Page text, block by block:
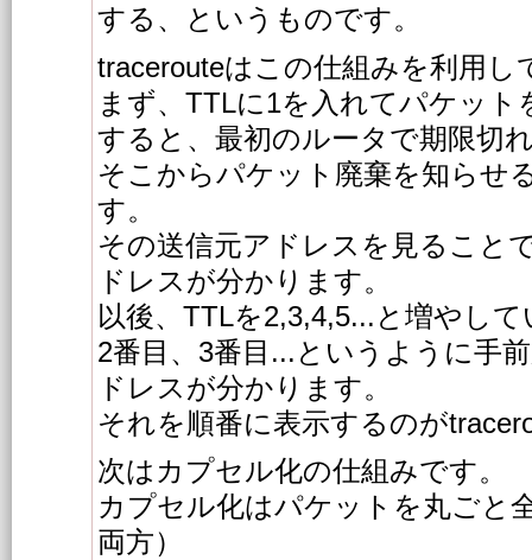
する、というものです。
tracerouteはこの仕組みを利用し
まず、TTLに1を入れてパケット
すると、最初のルータで期限切
そこからパケット廃棄を知らせ
す。
その送信元アドレスを見ること
ドレスが分かります。
以後、TTLを2,3,4,5...と増やし
2番目、3番目...というように手
ドレスが分かります。
それを順番に表示するのが
次はカプセル化の仕組みです。
カプセル化はパケットを丸ごと
両方）